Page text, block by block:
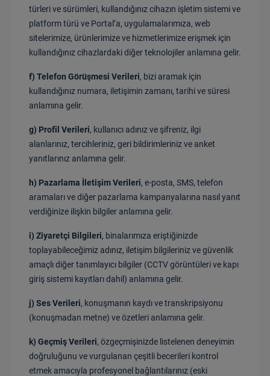
türleri ve sürümleri, kullandığınız cihazın işletim sistemi ve
platform türü ve Portal’a, uygulamalarımıza, web
sitelerimize, ürünlerimize ve hizmetlerimize erişmek için
kullandığınız cihazlardaki diğer teknolojiler anlamına gelir.
f) Telefon Görüşmesi Verileri, bizi aramak için
kullandığınız numara, iletişimin zamanı, tarihi ve süresi
anlamına gelir.
g) Profil Verileri, kullanıcı adınız ve şifreniz, ilgi
alanlarınız, tercihleriniz, geri bildirimleriniz ve anket
yanıtlarınız anlamına gelir.
h) Pazarlama İletişim Verileri, e-posta, SMS, telefon
aramaları ve diğer pazarlama kampanyalarına nasıl yanıt
verdiğinize ilişkin bilgiler anlamına gelir.
i) Ziyaretçi Bilgileri, binalarımıza eriştiğinizde
toplayabileceğimiz adınız, iletişim bilgileriniz ve güvenlik
amaçlı diğer tanımlayıcı bilgiler (CCTV görüntüleri ve kapı
giriş sistemi kayıtları dahil) anlamına gelir.
j) Ses Verileri, konuşmanın kaydı ve transkripsiyonu
(konuşmadan metne) ve özetleri anlamına gelir.
k) Geçmiş Verileri, özgeçmişinizde listelenen deneyimin
doğruluğunu ve vurgulanan çeşitli becerileri kontrol
etmek amacıyla profesyonel bağlantılarınız (eski